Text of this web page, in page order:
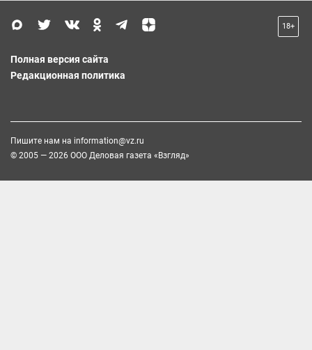
18+
Полная версия сайта
Редакционная политика
Пишите нам на information@vz.ru
© 2005 — 2026 ООО Деловая газета «Взгляд»